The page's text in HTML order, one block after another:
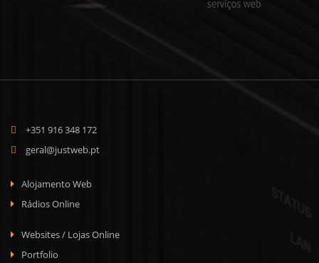
+351 916 348 172
geral@justweb.pt
Alojamento Web
Rádios Online
Websites / Lojas Online
Portfolio